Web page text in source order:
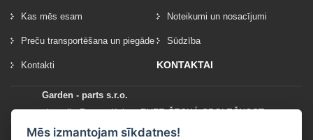
Kas mēs esam Noteikumi un nosacījumi
Preču transportēšana un piegāde Sūdzība
Kontakti KONTAKTAI
Garden - parts s.r.o.
vlastník: Roman Kylar - RYZE ČESKÁ SPOLEČNOST
Mladějov na Moravě 153
Mēs izmantojam sīkdatnes!